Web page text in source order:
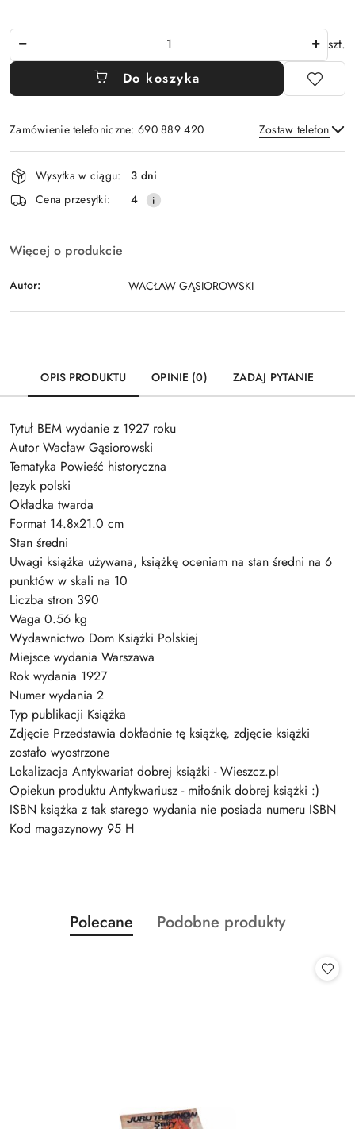
szt.
Do koszyka
Zamówienie telefoniczne: 690 889 420 Zostaw telefon
Wyślij
Dostępność
i
dostawa
Wysyłka w ciągu:
3 dni
Cena przesyłki:
4
Więcej o produkcie
Autor: WACŁAW GĄSIOROWSKI
OPIS PRODUKTU OPINIE (0) ZADAJ PYTANIE
Tytuł BEM wydanie z 1927 roku
Autor Wacław Gąsiorowski
Tematyka Powieść historyczna
Język polski
Okładka twarda
Format 14.8x21.0 cm
Stan średni
Uwagi książka używana, książkę oceniam na stan średni na 6
punktów w skali na 10
Liczba stron 390
Waga 0.56 kg
Wydawnictwo Dom Książki Polskiej
Miejsce wydania Warszawa
Rok wydania 1927
Numer wydania 2
Typ publikacji Książka
Zdjęcie Przedstawia dokładnie tę książkę, zdjęcie książki
zostało wyostrzone
Lokalizacja Antykwariat dobrej książki - Wieszcz.pl
Opiekun produktu Antykwariusz - miłośnik dobrej książki :)
ISBN książka z tak starego wydania nie posiada numeru ISBN
Kod magazynowy 95 H
Pomiń karuzelę produktów
Produkty
o
Polecane
Produkty
Podobne produkty